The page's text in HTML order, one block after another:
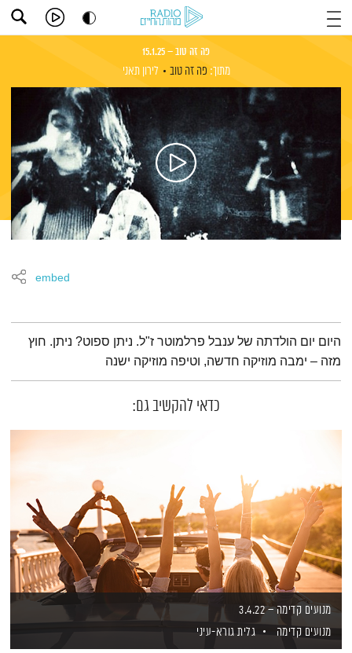
פה זה טוב – 15.1.25
מתוך: פה זה טוב לירון תאני
embed
תמצית הפודקאסט
היום יום הולדתה של ענבל פרלמוטר ז"ל. ניתן ספוט? ניתן. חוץ
מזה – ימבה מוזיקה חדשה, וטיפה מוזיקה ישנה
כדאי להקשיב גם:
מנועים קדימה – 3.4.22
מנועים קדימה
גלית גורא-עיני